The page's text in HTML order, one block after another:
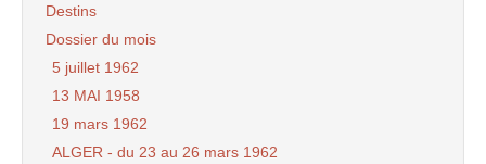
Destins
Dossier du mois
5 juillet 1962
13 MAI 1958
19 mars 1962
ALGER - du 23 au 26 mars 1962